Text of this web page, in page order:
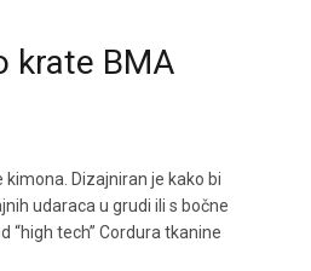
krate BMA
Dizajniran je kako bi
udaraca u grudi ili s bočne
“high tech” Cordura tkanine